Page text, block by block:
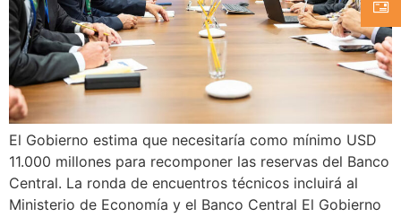
El Gobierno estima que necesitaría como mínimo USD
11.000 millones para recomponer las reservas del Banco
Central. La ronda de encuentros técnicos incluirá al
Ministerio de Economía y el Banco Central El Gobierno